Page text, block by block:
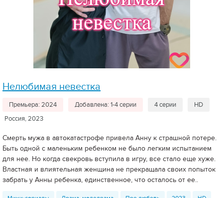
Нелюбимая невестка
Премьера: 2024 Добавлена: 1-4 серии 4 серии
HD
Россия, 2023
Смерть мужа в автокатастрофе привела Анну к страшной потере.
Быть одной с маленьким ребенком не было легким испытанием
для нее. Но когда свекровь вступила в игру, все стало еще хуже.
Властная и влиятельная женщина не прекращала своих попыток
забрать у Анны ребенка, единственное, что осталось от ее..